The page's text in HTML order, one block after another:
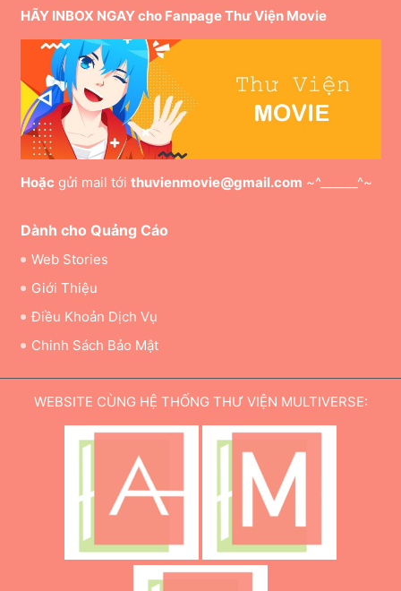
HÃY INBOX NGAY cho Fanpage Thư Viện Movie
Hoặc gửi mail tới thuvienmovie@gmail.com ~^______^~
Dành cho Quảng Cáo
Web Stories
Giới Thiệu
Điều Khoản Dịch Vụ
Chinh Sách Bảo Mật
WEBSITE CÙNG HỆ THỐNG THƯ VIỆN MULTIVERSE: